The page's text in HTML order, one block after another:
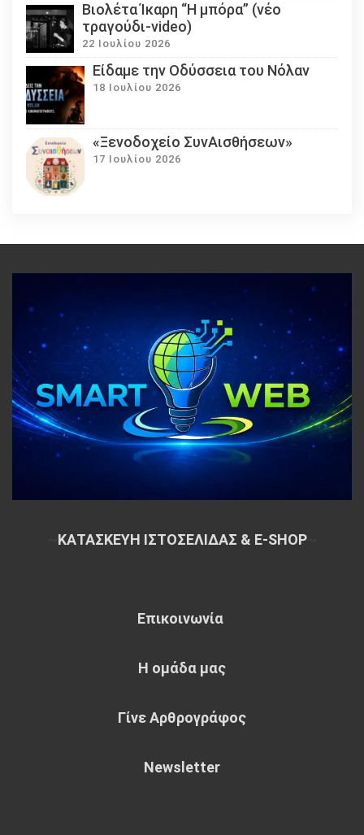
Βιολέτα Ίκαρη “Η μπόρα” (νέο
τραγούδι-video)
22 Ιουλίου 2026
Eίδαμε την Οδύσσεια του Νόλαν
18 Ιουλίου 2026
«Ξενοδοχείο ΣυνΑισθήσεων»
17 Ιουλίου 2026
ΚΑΤΑΣΚΕΥΗ ΙΣΤΟΣΕΛΙΔΑΣ & E-SHOP~
Επικοινωνία
Η ομάδα μας
Γίνε Αρθρογράφος
Newsletter